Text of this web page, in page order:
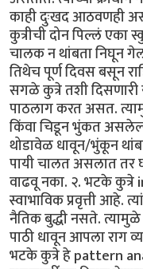
काही दुःखद आठवणही
कुत्रीची दोन पिल्लं एका
चालक न थांबता निघून
तिथेच पूर्ण दिवस बसून
सगळे कुत्रे तशी
पाठलाग करत असत.
किंवा चिडून भुंकत
थोडावेळ धावून/भुंकून
पायी चालत असलात तर
वाढवू नका. २. भटके कुत्रे
स्वाभाविक प्रवृत्ती आहे.
नैतिक बुद्धी नसते. त्यामुळे
पाठी धावून आपला राग
भटके कुत्रे हे pattern